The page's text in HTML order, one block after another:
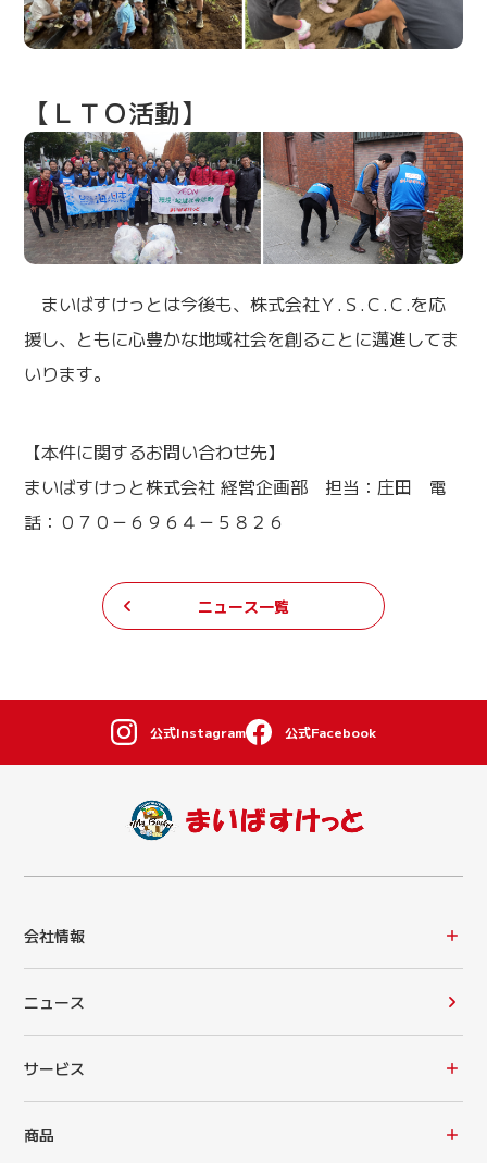
【ＬＴＯ活動】
まいばすけっとは今後も、株式会社Ｙ.Ｓ.Ｃ.Ｃ.を応
援し、ともに心豊かな地域社会を創ることに邁進してま
いります。
【本件に関するお問い合わせ先】
まいばすけっと株式会社 経営企画部 担当：庄田 電
話：０７０－６９６４－５８２６
ニュース一覧
公式Instagram 公式Facebook
会社情報
ニュース
サービス
商品